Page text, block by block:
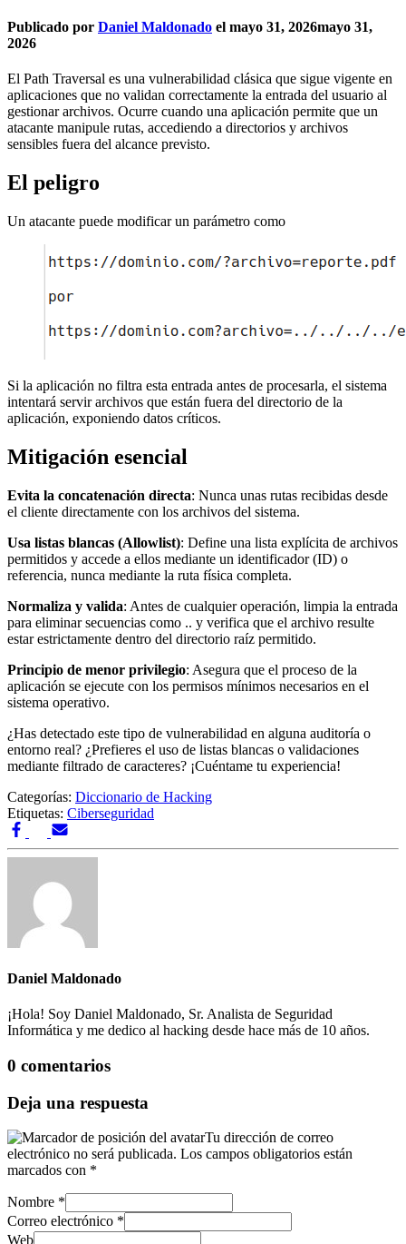
Publicado por Daniel Maldonado el mayo 31, 2026mayo 31,
2026
El Path Traversal es una vulnerabilidad clásica que sigue vigente en
aplicaciones que no validan correctamente la entrada del usuario al
gestionar archivos. Ocurre cuando una aplicación permite que un
atacante manipule rutas, accediendo a directorios y archivos
sensibles fuera del alcance previsto.
El peligro
Un atacante puede modificar un parámetro como
Si la aplicación no filtra esta entrada antes de procesarla, el sistema
intentará servir archivos que están fuera del directorio de la
aplicación, exponiendo datos críticos.
Mitigación esencial
Evita la concatenación directa: Nunca unas rutas recibidas desde
el cliente directamente con los archivos del sistema.
Usa listas blancas (Allowlist): Define una lista explícita de archivos
permitidos y accede a ellos mediante un identificador (ID) o
referencia, nunca mediante la ruta física completa.
Normaliza y valida: Antes de cualquier operación, limpia la entrada
para eliminar secuencias como .. y verifica que el archivo resulte
estar estrictamente dentro del directorio raíz permitido.
Principio de menor privilegio: Asegura que el proceso de la
aplicación se ejecute con los permisos mínimos necesarios en el
sistema operativo.
¿Has detectado este tipo de vulnerabilidad en alguna auditoría o
entorno real? ¿Prefieres el uso de listas blancas o validaciones
mediante filtrado de caracteres? ¡Cuéntame tu experiencia!
Categorías: Diccionario de Hacking
Etiquetas: Ciberseguridad
Daniel Maldonado
¡Hola! Soy Daniel Maldonado, Sr. Analista de Seguridad
Informática y me dedico al hacking desde hace más de 10 años.
0 comentarios
Deja una respuesta
Tu dirección de correo
electrónico no será publicada. Los campos obligatorios están
marcados con *
Nombre *
Correo electrónico *
Web